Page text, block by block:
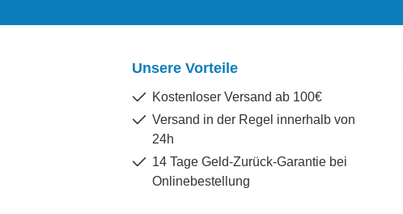
Unsere Vorteile
Kostenloser Versand ab 100€
Versand in der Regel innerhalb von
24h
14 Tage Geld-Zurück-Garantie bei
Onlinebestellung